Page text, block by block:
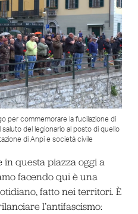
per commemorare la fucilazione di
del legionario al posto di quello
di Anpi e società civile
questa piazza oggi a
facendo qui è una
fatto nei territori. È
l’antifascismo: